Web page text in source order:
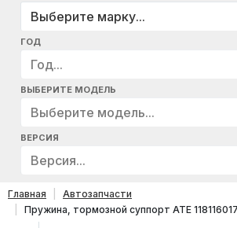
Выберите марку...
ГОД
Год...
ВЫБЕРИТЕ МОДЕЛЬ
Выберите модель...
ВЕРСИЯ
Версия...
Главная
Автозапчасти
Пружина, тормозной суппорт ATE